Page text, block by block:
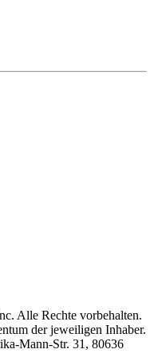
Alle Rechte vorbehalten.
der jeweiligen Inhaber.
Mann-Str. 31, 80636